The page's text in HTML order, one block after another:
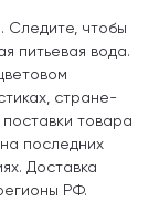
Следите, чтобы
питьевая вода.
стране-
товара
последних
Доставка
РФ.